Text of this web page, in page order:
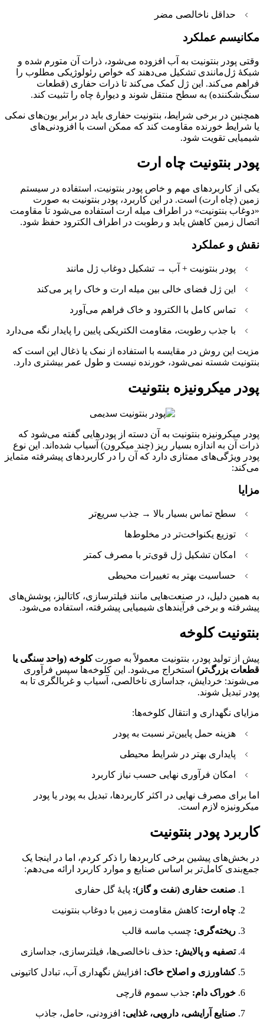
حداقل ناخالصی مضر
مکانیسم عملکرد
وقتی پودر بنتونیت به آب افزوده می‌شود، ذرات آن متورم شده و
شبکهٔ ژل‌مانندی تشکیل می‌دهند که خواص رئولوژیکی مطلوب را
فراهم می‌کند. این ژل کمک می‌کند تا ذرات حفاری (قطعات
سنگ‌شکننده) به سطح منتقل شوند و دیوارهٔ چاه را تثبیت کند.
همچنین در برخی شرایط، بنتونیت حفاری باید در برابر یون‌های نمکی
یا شرایط خورنده مقاومت کند که ممکن است با افزودنی‌های
شیمیایی تقویت شود.
پودر بنتونیت چاه ارت
یکی از کاربردهای مهم و خاص پودر بنتونیت، استفاده در سیستم
زمین (چاه ارت) است. در این کاربرد، پودر بنتونیت به صورت
«دوغاب بنتونیت» در اطراف میله ارت استفاده می‌شود تا مقاومت
اتصال زمین کاهش یابد و رطوبت در اطراف الکترود حفظ شود.
نقش و عملکرد
پودر بنتونیت + آب → تشکیل دوغاب ژل مانند
این ژل فضای خالی بین میله ارت و خاک را پر می‌کند
تماس کامل با الکترود و خاک فراهم می‌آورد
با جذب رطوبت، مقاومت الکتریکی پایین را پایدار نگه می‌دارد
مزیت این روش در مقایسه با استفاده از نمک یا ذغال این است که
بنتونیت شسته نمی‌شود، خورنده نیست و طول عمر بیشتری دارد.
پودر میکرونیزه بنتونیت
پودر میکرونیزه بنتونیت به آن دسته از پودرهایی گفته می‌شود که
ذرات آن به اندازه بسیار ریز (چند میکرون) آسیاب شده‌اند. این نوع
پودر ویژگی‌های ممتازی دارد که آن را در کاربردهای پیشرفته متمایز
می‌کند:
مزایا
سطح تماس بسیار بالا → جذب سریع‌تر
توزیع یکنواخت‌تر در مخلوط‌ها
امکان تشکیل ژل قوی‌تر با مصرف کمتر
حساسیت بهتر به تغییرات محیطی
به همین دلیل، در صنعت‌هایی مانند فیلترسازی، کاتالیز، پوشش‌های
پیشرفته و برخی فرآیندهای شیمیایی پیشرفته، استفاده می‌شود.
بنتونیت کلوخه
پیش از تولید پودر، بنتونیت معمولاً به صورتکلوخه (واحد سنگی یا
قطعات بزرگ‌تر) استخراج می‌شود. این کلوخه‌ها سپس فرآوری
می‌شوند: خردایش، جداسازی ناخالصی، آسیاب و غربالگری تا به
پودر تبدیل شوند.
مزایای نگهداری و انتقال کلوخه‌ها:
هزینه حمل پایین‌تر نسبت به پودر
پایداری بهتر در شرایط محیطی
امکان فرآوری نهایی حسب نیاز کاربرد
اما برای مصرف نهایی در اکثر کاربردها، تبدیل به پودر یا پودر
میکرونیزه لازم است.
کاربرد پودر بنتونیت
در بخش‌های پیشین برخی کاربردها را ذکر کردم، اما در اینجا یک
جمع‌بندی کامل‌تر بر اساس صنایع و موارد کاربرد ارائه می‌دهم:
صنعت حفاری (نفت و گاز): پایهٔ گل حفاری
چاه ارت: کاهش مقاومت زمین با دوغاب بنتونیت
ریخته‌گری: چسب ماسه قالب
تصفیه و پالایش: حذف ناخالصی‌ها، فیلترسازی، جداسازی
کشاورزی و اصلاح خاک: افزایش نگهداری آب، تبادل کاتیونی
خوراک دام: جذب سموم قارچی
صنایع آرایشی، دارویی، غذایی: افزودنی، حامل، جاذب